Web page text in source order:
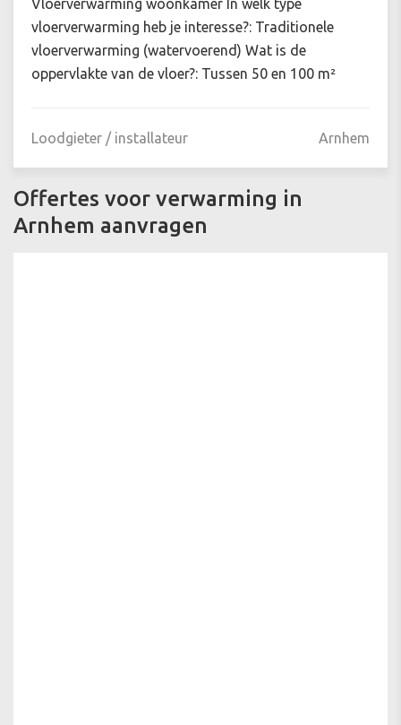
Vloerverwarming woonkamer In welk type
vloerverwarming heb je interesse?: Traditionele
vloerverwarming (watervoerend) Wat is de
oppervlakte van de vloer?: Tussen 50 en 100 m²
Loodgieter / installateur Arnhem
Offertes voor verwarming in
Arnhem aanvragen